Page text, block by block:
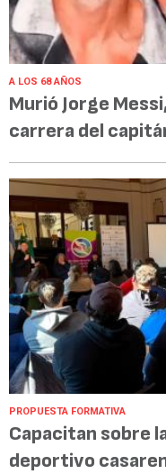
A LOS 68 AÑOS
Murió Jorge
carrera del
PROPUESTA FORMATIVA
Capacitan sobre
deportivo